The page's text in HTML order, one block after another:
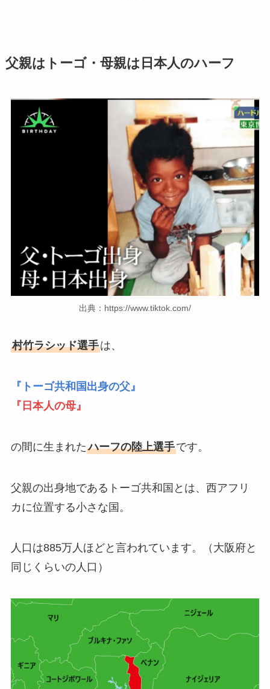
父親はトーゴ・母親は日本人のハーフ
出典：https://www.tiktok.com/
村竹ラシッド選手は、
『トーゴ共和国出身の父』
『日本人の母』
の間に生まれたハーフの陸上選手です。
父親の出身地であるトーゴ共和国とは、西アフリ
カに位置する小さな国。
人口は885万人ほどと言われています。（大阪府と
同じくらいの人口）